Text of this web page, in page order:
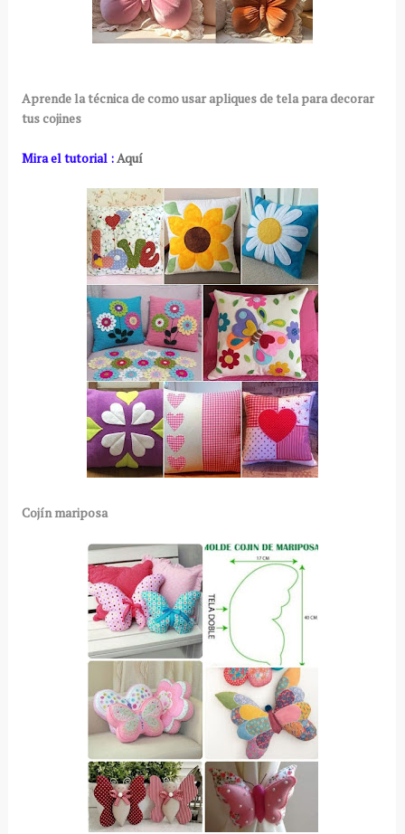
Aprende la técnica de como usar apliques de tela para decorar
tus cojines
Mira el tutorial :Aquí
Cojín mariposa